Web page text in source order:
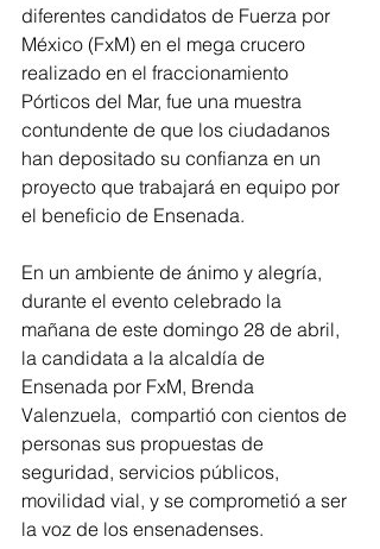
diferentes candidatos de Fuerza por
México (FxM) en el mega crucero
realizado en el fraccionamiento
Pórticos del Mar, fue una muestra
contundente de que los ciudadanos
han depositado su confianza en un
proyecto que trabajará en equipo por
el beneficio de Ensenada.
En un ambiente de ánimo y alegría,
durante el evento celebrado la
mañana de este domingo 28 de abril,
la candidata a la alcaldía de
Ensenada por FxM, Brenda
Valenzuela,  compartió con cientos de
personas sus propuestas de
seguridad, servicios públicos,
movilidad vial, y se comprometió a ser
la voz de los ensenadenses.